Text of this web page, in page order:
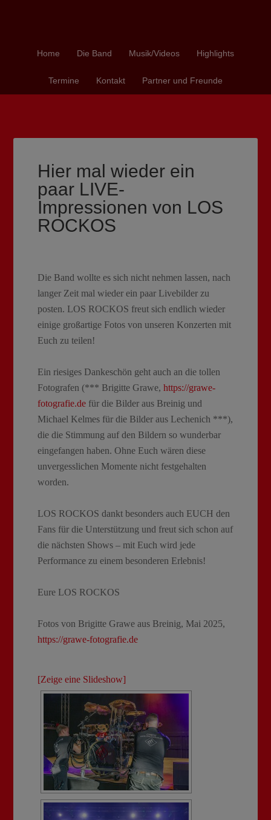
Home Die Band Musik/Videos Highlights
Termine Kontakt Partner und Freunde
Hier mal wieder ein
paar LIVE-
Impressionen von LOS
ROCKOS
Die Band wollte es sich nicht nehmen lassen, nach
langer Zeit mal wieder ein paar Livebilder zu
posten. LOS ROCKOS freut sich endlich wieder
einige großartige Fotos von unseren Konzerten mit
Euch zu teilen!
Ein riesiges Dankeschön geht auch an die tollen
Fotografen (*** Brigitte Grawe,https://grawe-
fotografie.de für die Bilder aus Breinig und
Michael Kelmes für die Bilder aus Lechenich ***),
die die Stimmung auf den Bildern so wunderbar
eingefangen haben. Ohne Euch wären diese
unvergesslichen Momente nicht festgehalten
worden.
LOS ROCKOS dankt besonders auch EUCH den
Fans für die Unterstützung und freut sich schon auf
die nächsten Shows – mit Euch wird jede
Performance zu einem besonderen Erlebnis!
Eure LOS ROCKOS
Fotos von Brigitte Grawe aus Breinig, Mai 2025,
https://grawe-fotografie.de
[Zeige eine Slideshow]